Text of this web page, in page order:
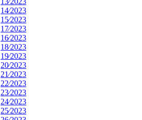
14⁄2023
15⁄2023
17⁄2023
16⁄2023
18⁄2023
19⁄2023
20⁄2023
21⁄2023
22⁄2023
23⁄2023
24⁄2023
25⁄2023